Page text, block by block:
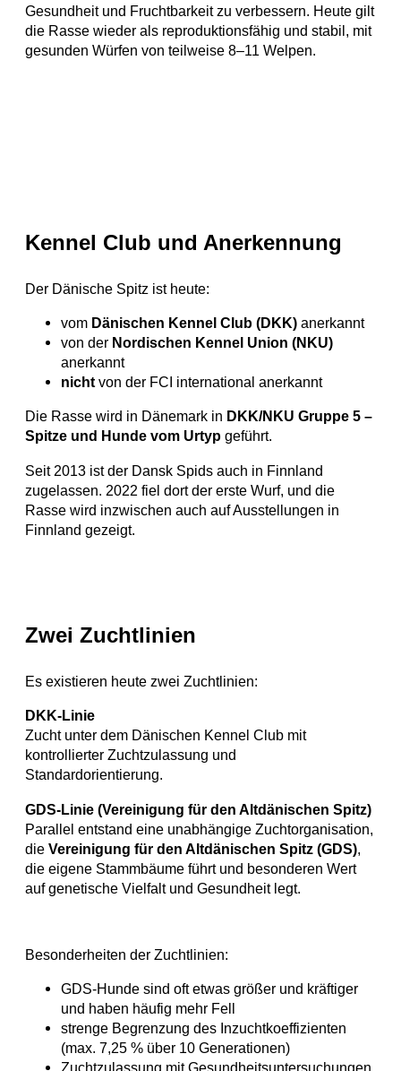
Gesundheit und Fruchtbarkeit zu verbessern. Heute gilt
die Rasse wieder als reproduktionsfähig und stabil, mit
gesunden Würfen von teilweise 8–11 Welpen.
Kennel Club und Anerkennung
Der Dänische Spitz ist heute:
vom Dänischen Kennel Club (DKK) anerkannt
von der Nordischen Kennel Union (NKU)
anerkannt
nicht von der FCI international anerkannt
Die Rasse wird in Dänemark in DKK/NKU Gruppe 5 –
Spitze und Hunde vom Urtyp geführt.
Seit 2013 ist der Dansk Spids auch in Finnland
zugelassen. 2022 fiel dort der erste Wurf, und die
Rasse wird inzwischen auch auf Ausstellungen in
Finnland gezeigt.
Zwei Zuchtlinien
Es existieren heute zwei Zuchtlinien:
DKK-Linie
Zucht unter dem Dänischen Kennel Club mit
kontrollierter Zuchtzulassung und
Standardorientierung.
GDS-Linie (Vereinigung für den Altdänischen Spitz)
Parallel entstand eine unabhängige Zuchtorganisation,
die Vereinigung für den Altdänischen Spitz (GDS)
die eigene Stammbäume führt und besonderen Wert
auf genetische Vielfalt und Gesundheit legt.
Besonderheiten der Zuchtlinien:
GDS-Hunde sind oft etwas größer und kräftiger
und haben häufig mehr Fell
strenge Begrenzung des Inzuchtkoeffizienten
(max. 7,25 % über 10 Generationen)
Zuchtzulassung mit Gesundheitsuntersuchungen